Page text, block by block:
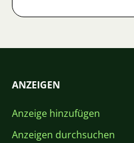
ANZEIGEN
Anzeige hinzufügen
Anzeigen durchsuchen